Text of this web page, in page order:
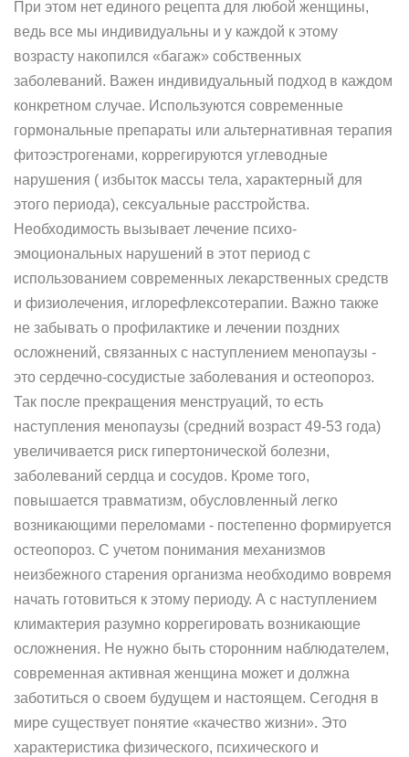
При этом нет единого рецепта для любой женщины,
ведь все мы индивидуальны и у каждой к этому
возрасту накопился «багаж» собственных
заболеваний. Важен индивидуальный подход в каждом
конкретном случае. Используются современные
гормональные препараты или альтернативная терапия
фитоэстрогенами, коррегируются углеводные
нарушения ( избыток массы тела, характерный для
этого периода), сексуальные расстройства.
Необходимость вызывает лечение психо-
эмоциональных нарушений в этот период с
использованием современных лекарственных средств
и физиолечения, иглорефлексотерапии. Важно также
не забывать о профилактике и лечении поздних
осложнений, связанных с наступлением менопаузы -
это сердечно-сосудистые заболевания и остеопороз.
Так после прекращения менструаций, то есть
наступления менопаузы (средний возраст 49-53 года)
увеличивается риск гипертонической болезни,
заболеваний сердца и сосудов. Кроме того,
повышается травматизм, обусловленный легко
возникающими переломами - постепенно формируется
остеопороз. С учетом понимания механизмов
неизбежного старения организма необходимо вовремя
начать готовиться к этому периоду. А с наступлением
климактерия разумно коррегировать возникающие
осложнения. Не нужно быть сторонним наблюдателем,
современная активная женщина может и должна
заботиться о своем будущем и настоящем. Сегодня в
мире существует понятие «качество жизни». Это
характеристика физического, психического и